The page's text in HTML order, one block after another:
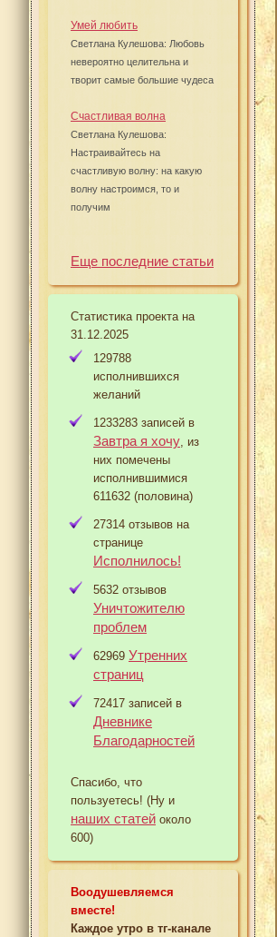
Умей любить
Светлана Кулешова: Любовь
невероятно целительна и
творит самые большие чудеса
Счастливая волна
Светлана Кулешова:
Настраивайтесь на
счастливую волну: на какую
волну настроимся, то и
получим
Еще последние статьи
Статистика проекта на
31.12.2025
129788
исполнившихся
желаний
1233283 записей в
Завтра я хочу , из
них помечены
исполнившимися
611632 (половина)
27314 отзывов на
странице
Исполнилось!
5632 отзывов
Уничтожителю
проблем
62969 Утренних
страниц
72417 записей в
Дневнике
Благодарностей
Спасибо, что
пользуетесь! (Ну и
наших статей около
600)
Воодушевляемся
вместе!
Каждое утро в тг-канале